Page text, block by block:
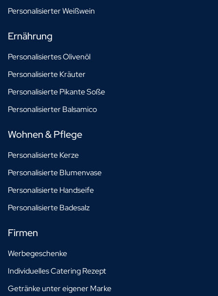
Personalisierter Weißwein
Ernährung
Personalisiertes Olivenöl
Personalisierte Kräuter
Personalisierte Pikante Soße
Personalisierter Balsamico
Wohnen & Pflege
Personalisierte Kerze
Personalisierte Blumenvase
Personalisierte Handseife
Personalisierte Badesalz
Firmen
Werbegeschenke
Individuelles Catering Rezept
Getränke unter eigener Marke